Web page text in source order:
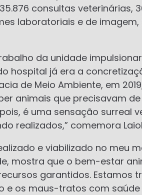
consultas veterinárias,
laboratoriais e de imagem,
da unidade
hospital já era a
de Meio Ambiente, em
animais que precisavam
é uma sensação surreal
realizados,” comemora
e viabilizado no meu
mostra que o bem-estar
garantidos. Estamos
e os maus-tratos com saúde